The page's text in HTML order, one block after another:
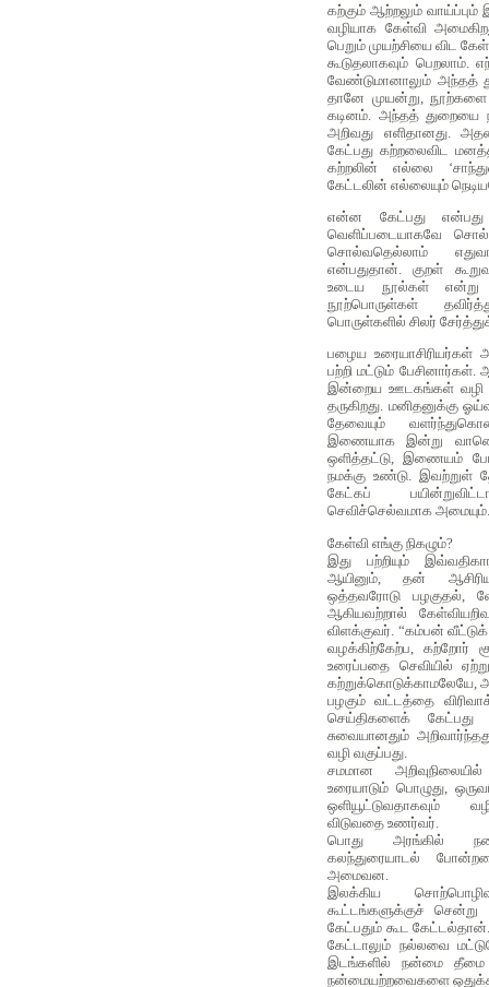
கற்கும் ஆற்றலும் வாய்ப்பும்
வழியாக கேள்வி
பெறும் முயற்சியை விட
கூடுதலாகவும் பெறலாம்.
வேண்டுமானாலும் அந்தத்
தானே முயன்று,
கடினம். அந்தத் துறையை
அறிவது எளிதானது.
கேட்பது கற்றலைவிட
கற்றலின் எல்லை
கேட்டலின் எல்லையும்
என்ன கேட்பது என்பது
வெளிப்படையாகவே
சொல்வதெல்லாம்
என்பதுதான். குறள்
உடைய நூல்கள் என்று
நூற்பொருள்கள்
பொருள்களில் சிலர்
பழைய
பற்றி மட்டும்
இன்றைய ஊடகங்கள் வழி
தருகிறது. மனிதனுக்கு
தேவையும்
இணையாக இன்று
ஒளித்தட்டு, இணையம்
நமக்கு உண்டு. இவற்றுள்
கேட்கப்
செவிச்செல்வமாக அமையும்.
கேள்வி எங்கு நிகழும்?
இது பற்றியும்
ஆயினும், தன்
ஒத்தவரோடு பழகுதல்,
ஆகியவற்றால்
விளக்குவர். “கம்பன் வீட்டுக்
வழக்கிற்கேற்ப, கற்றோர்
உரைப்பதை செவியில்
கற்றுக்கொடுக்காமலேயே,
பழகும் வட்டத்தை
செய்திகளைக் கேட்பது
சுவையானதும்
வழி வகுப்பது.
சமமான
உரையாடும் பொழுது,
ஒளியூட்டுவதாகவும்
விடுவதை உணர்வர்.
பொது அரங்கில்
கலந்துரையாடல்
அமைவன.
இலக்கிய
கூட்டங்களுக்குச்
கேட்பதும் கூட
கேட்டாலும் நல்லவை
இடங்களில் நன்மை தீமை
நன்மையற்றவைகளை